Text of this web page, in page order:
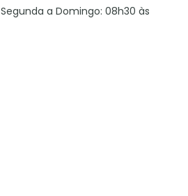
Segunda a Domingo: 08h30 às